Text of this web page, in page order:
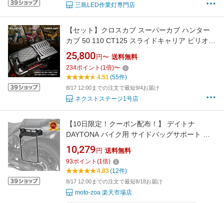
三島LED作業灯専門店
【セット】クロスカブ スーパーカブ ハンター
カブ 50 110 CT125 スライドキャリア ピリオン
シート タンデムシート 背もたれ クッション 折
りたたみ 立ち可能 一体感 外装 シート
25,800 円〜 送料無料
234ポイント (1倍)〜
4.51(55件)
8/17 12:00までの注文で最短9/4お届け
ネクストステージ1号店
【10日限定！クーポン配布！】 デイトナ
DAYTONA バイク用 サイドバッグサポート エ
リミネーター/SE(24) 左側専用 サドルバッグサ
ポート 38523
10,279 円 送料無料
93ポイント (1倍)
4.83(12件)
8/17 12:00までの注文で最短8/18お届け
moto-zoa 楽天市場店